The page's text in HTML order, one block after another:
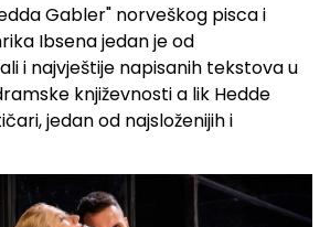
Gabler" norveškog pisca i
Ibsena jedan je od
i najvještije napisanih tekstova u
književnosti a lik Hedde
jedan od najsloženijih i